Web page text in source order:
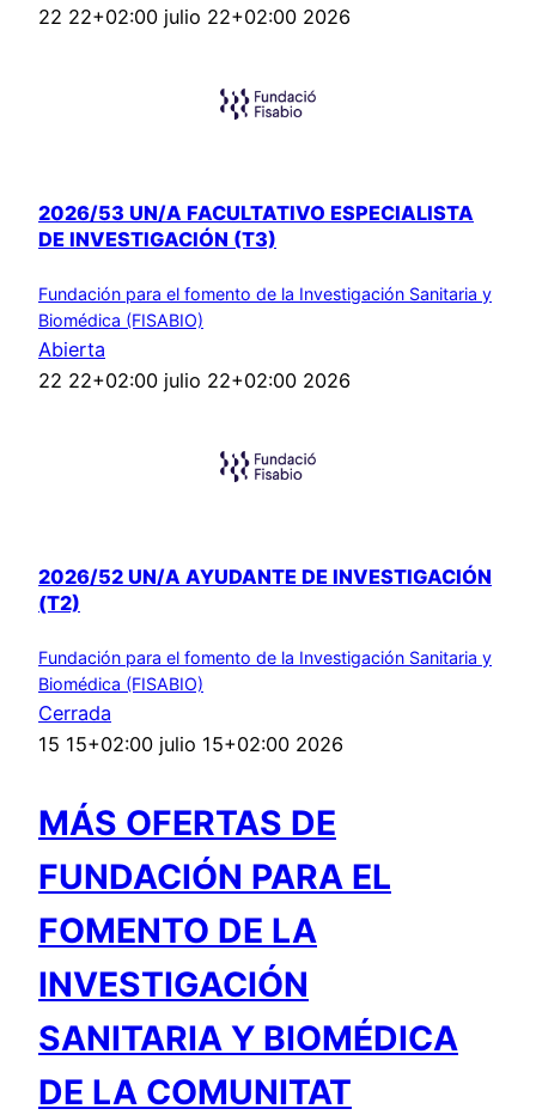
22 22+02:00 julio 22+02:00 2026
2026/53 UN/A FACULTATIVO ESPECIALISTA
DE INVESTIGACIÓN (T3)
Fundación para el fomento de la Investigación Sanitaria y
Biomédica (FISABIO)
Abierta
22 22+02:00 julio 22+02:00 2026
2026/52 UN/A AYUDANTE DE INVESTIGACIÓN
(T2)
Fundación para el fomento de la Investigación Sanitaria y
Biomédica (FISABIO)
Cerrada
15 15+02:00 julio 15+02:00 2026
MÁS OFERTAS DE
FUNDACIÓN PARA EL
FOMENTO DE LA
INVESTIGACIÓN
SANITARIA Y BIOMÉDICA
DE LA COMUNITAT